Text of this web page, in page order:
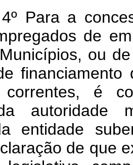
Para a
de
ou
correntes, é
autoridade
entidade
de que